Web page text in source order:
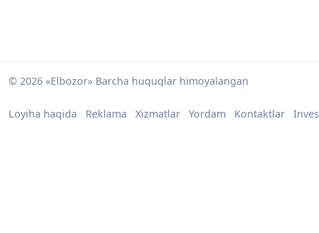
© 2026 «Elbozor» Barcha huquqlar himoyalangan
Loyiha haqida Reklama Xizmatlar Yordam Kontaktlar